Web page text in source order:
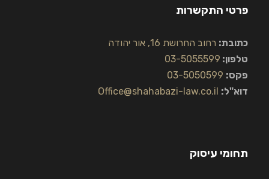
פרטי התקשרות
כתובת: רחוב החרושת 16, אור יהודה
טלפון: 03-5055599
פקס: 03-5050599
דוא"ל: Office@shahabazi-law.co.il
תחומי עיסוק